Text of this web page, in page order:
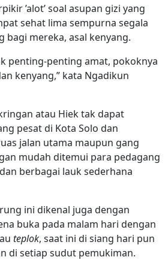
’alot’ soal asupan gizi yang
sehat lima sempurna segala
bagi mereka, asal kenyang.
penting-penting amat, pokoknya
kenyang,” kata Ngadikun
atau Hiek tak dapat
pesat di Kota Solo dan
jalan utama maupun gang
mudah ditemui para pedagang
berbagai lauk sederhana
ini dikenal juga dengan
buka pada malam hari dengan
teplok, saat ini di siang hari pun
di setiap sudut pemukiman.